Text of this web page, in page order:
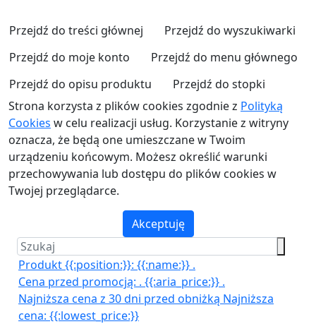
Przejdź do treści głównej
Przejdź do wyszukiwarki
Przejdź do moje konto
Przejdź do menu głównego
Przejdź do opisu produktu
Przejdź do stopki
Strona korzysta z plików cookies zgodnie z Polityką
Cookies w celu realizacji usług. Korzystanie z witryny
oznacza, że będą one umieszczane w Twoim
urządzeniu końcowym. Możesz określić warunki
przechowywania lub dostępu do plików cookies w
Twojej przeglądarce.
Akceptuję
Produkt {{:position:}}: {{:name:}} .
Cena przed promocją: . {{:aria_price:}} .
Najniższa cena z 30 dni przed obniżką Najniższa
cena: {{:lowest_price:}}